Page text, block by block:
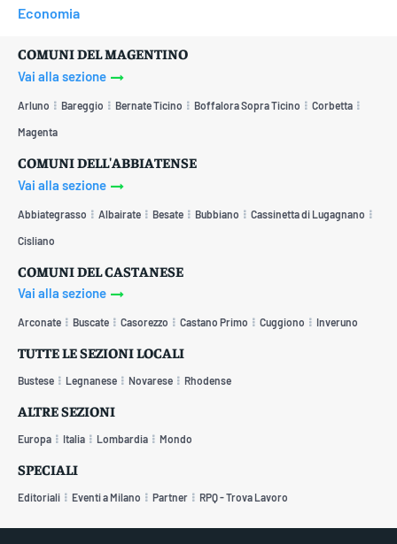
Economia
COMUNI DEL MAGENTINO
Vai alla sezione
Arluno Bareggio Bernate Ticino Boffalora Sopra Ticino Corbetta
Magenta
COMUNI DELL'ABBIATENSE
Vai alla sezione
Abbiategrasso Albairate Besate Bubbiano Cassinetta di Lugagnano
Cisliano
COMUNI DEL CASTANESE
Vai alla sezione
Arconate Buscate Casorezzo Castano Primo Cuggiono Inveruno
TUTTE LE SEZIONI LOCALI
Bustese Legnanese Novarese Rhodense
ALTRE SEZIONI
Europa Italia Lombardia Mondo
SPECIALI
Editoriali Eventi a Milano Partner RPQ - Trova Lavoro